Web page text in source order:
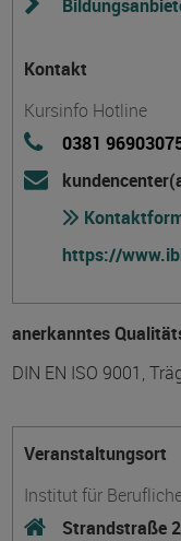
Kontakt
Kursinfo Hotline
0381
https://
anerkanntes
DIN EN ISO 9001,
Veranstaltungsort
Institut für
Strandstraße